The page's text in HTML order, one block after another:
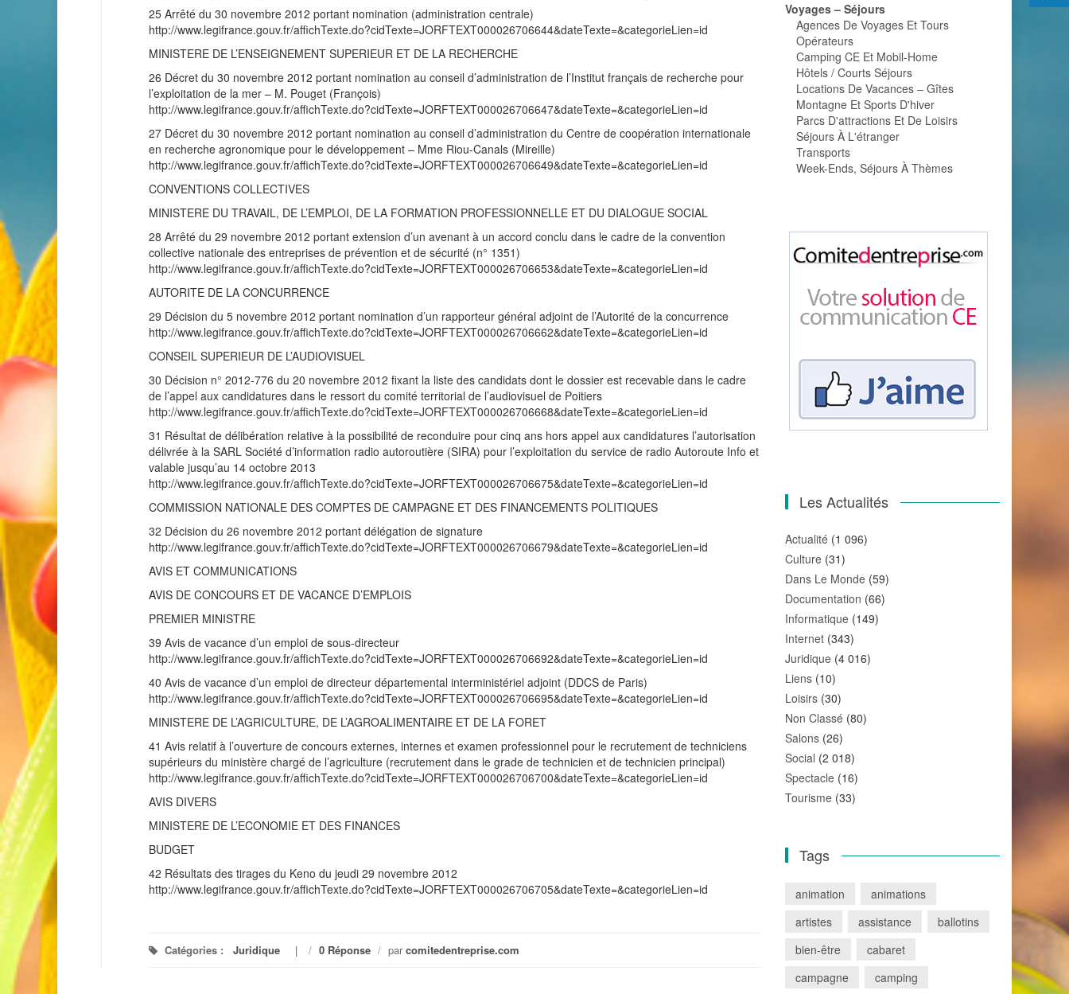
25 Arrêté du 30 novembre 2012 portant nomination (administration centrale)
http://www.legifrance.gouv.fr/affichTexte.do?cidTexte=JORFTEXT000026706644&dateTexte=&categorieLien=id
MINISTERE DE L’ENSEIGNEMENT SUPERIEUR ET DE LA RECHERCHE
26 Décret du 30 novembre 2012 portant nomination au conseil d’administration de l’Institut français de recherche pour
l’exploitation de la mer – M. Pouget (François)
http://www.legifrance.gouv.fr/affichTexte.do?cidTexte=JORFTEXT000026706647&dateTexte=&categorieLien=id
27 Décret du 30 novembre 2012 portant nomination au conseil d’administration du Centre de coopération internationale
en recherche agronomique pour le développement – Mme Riou-Canals (Mireille)
http://www.legifrance.gouv.fr/affichTexte.do?cidTexte=JORFTEXT000026706649&dateTexte=&categorieLien=id
CONVENTIONS COLLECTIVES
MINISTERE DU TRAVAIL, DE L’EMPLOI, DE LA FORMATION PROFESSIONNELLE ET DU DIALOGUE SOCIAL
28 Arrêté du 29 novembre 2012 portant extension d’un avenant à un accord conclu dans le cadre de la convention
collective nationale des entreprises de prévention et de sécurité (n° 1351)
http://www.legifrance.gouv.fr/affichTexte.do?cidTexte=JORFTEXT000026706653&dateTexte=&categorieLien=id
AUTORITE DE LA CONCURRENCE
29 Décision du 5 novembre 2012 portant nomination d’un rapporteur général adjoint de l’Autorité de la concurrence
http://www.legifrance.gouv.fr/affichTexte.do?cidTexte=JORFTEXT000026706662&dateTexte=&categorieLien=id
CONSEIL SUPERIEUR DE L’AUDIOVISUEL
30 Décision n° 2012-776 du 20 novembre 2012 fixant la liste des candidats dont le dossier est recevable dans le cadre
de l’appel aux candidatures dans le ressort du comité territorial de l’audiovisuel de Poitiers
http://www.legifrance.gouv.fr/affichTexte.do?cidTexte=JORFTEXT000026706668&dateTexte=&categorieLien=id
31 Résultat de délibération relative à la possibilité de reconduire pour cinq ans hors appel aux candidatures l’autorisation
délivrée à la SARL Société d’information radio autoroutière (SIRA) pour l’exploitation du service de radio Autoroute Info et
valable jusqu’au 14 octobre 2013
http://www.legifrance.gouv.fr/affichTexte.do?cidTexte=JORFTEXT000026706675&dateTexte=&categorieLien=id
COMMISSION NATIONALE DES COMPTES DE CAMPAGNE ET DES FINANCEMENTS POLITIQUES
32 Décision du 26 novembre 2012 portant délégation de signature
http://www.legifrance.gouv.fr/affichTexte.do?cidTexte=JORFTEXT000026706679&dateTexte=&categorieLien=id
AVIS ET COMMUNICATIONS
AVIS DE CONCOURS ET DE VACANCE D’EMPLOIS
PREMIER MINISTRE
39 Avis de vacance d’un emploi de sous-directeur
http://www.legifrance.gouv.fr/affichTexte.do?cidTexte=JORFTEXT000026706692&dateTexte=&categorieLien=id
40 Avis de vacance d’un emploi de directeur départemental interministériel adjoint (DDCS de Paris)
http://www.legifrance.gouv.fr/affichTexte.do?cidTexte=JORFTEXT000026706695&dateTexte=&categorieLien=id
MINISTERE DE L’AGRICULTURE, DE L’AGROALIMENTAIRE ET DE LA FORET
41 Avis relatif à l’ouverture de concours externes, internes et examen professionnel pour le recrutement de techniciens
supérieurs du ministère chargé de l’agriculture (recrutement dans le grade de technicien et de technicien principal)
http://www.legifrance.gouv.fr/affichTexte.do?cidTexte=JORFTEXT000026706700&dateTexte=&categorieLien=id
AVIS DIVERS
MINISTERE DE L’ECONOMIE ET DES FINANCES
BUDGET
42 Résultats des tirages du Keno du jeudi 29 novembre 2012
http://www.legifrance.gouv.fr/affichTexte.do?cidTexte=JORFTEXT000026706705&dateTexte=&categorieLien=id
Catégories : Juridique / 0 Réponse / parcomitedentreprise.com
Voyages – Séjours
Agences De Voyages Et Tours
Opérateurs
Camping CE Et Mobil-Home
Hôtels / Courts Séjours
Locations De Vacances – Gîtes
Montagne Et Sports D'hiver
Parcs D'attractions Et De Loisirs
Séjours À L'étranger
Transports
Week-Ends, Séjours À Thèmes
Les Actualités
Actualité (1 096)
Culture (31)
Dans Le Monde (59)
Documentation (66)
Informatique (149)
Internet (343)
Juridique (4 016)
Liens (10)
Loisirs (30)
Non Classé (80)
Salons (26)
Social (2 018)
Spectacle (16)
Tourisme (33)
Tags
animation
animations
artistes
assistance
ballotins
bien-être
cabaret
campagne
camping